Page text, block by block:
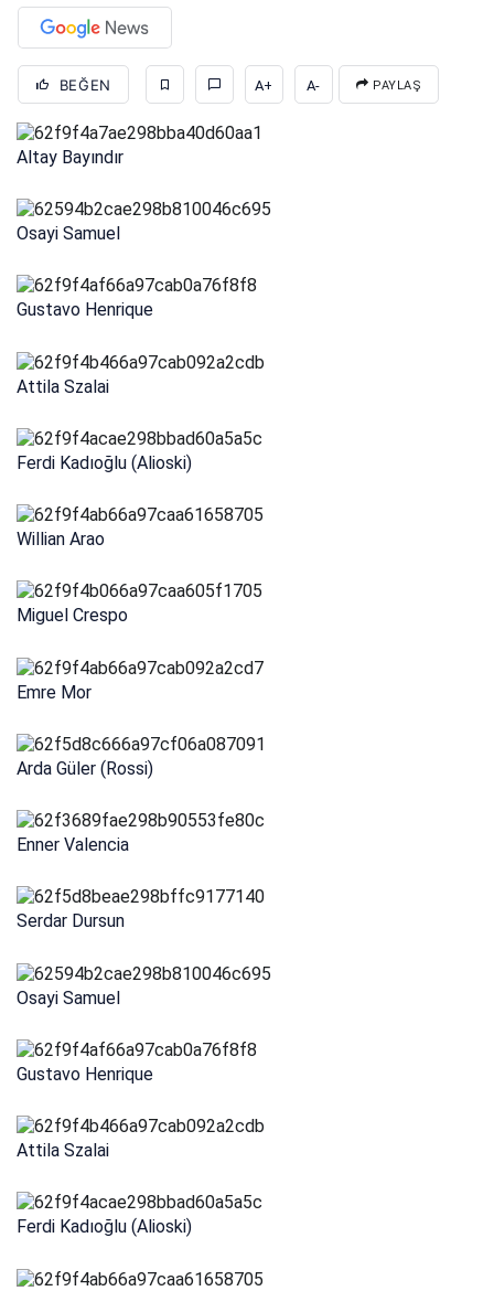
BEĞEN A+ A- PAYLAŞ
Altay Bayındır
Osayi Samuel
Gustavo Henrique
Attila Szalai
Ferdi Kadıoğlu (Alioski)
Willian Arao
Miguel Crespo
Emre Mor
Arda Güler (Rossi)
Enner Valencia
Serdar Dursun
Osayi Samuel
Gustavo Henrique
Attila Szalai
Ferdi Kadıoğlu (Alioski)